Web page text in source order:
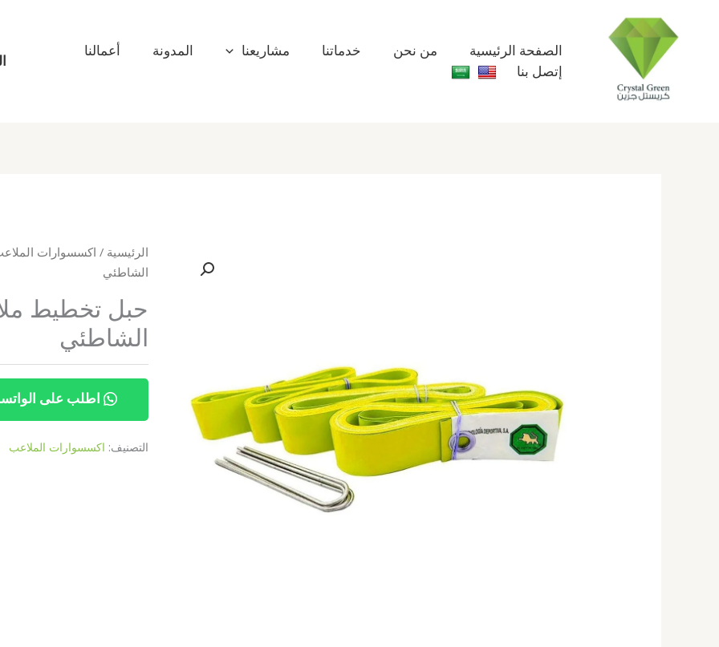
الصفحة الرئيسية من نحن خدماتنا مشاريعنا المدونة
أعمالنا
إتصل بنا
الرئيسية / اكسسوارات
الشاطئي
حبل تخطيط
الشاطئي
اطلب على
التصنيف: اكسسوارات الملاعب